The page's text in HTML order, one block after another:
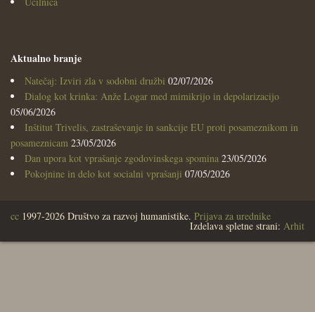
Aktualno branje
Natečaj: Izviri zla v sodobni družbi 02/07/2026
Dialog kot krinka: Anže Logar med mimikrijo in depolarizacijo
05/06/2026
Inštitut Trivelis, zastraševanje in sankcije EU proti posameznikom in
posameznicam 23/05/2026
Dan upora kot vprašanje zgodovinskega spomina 23/05/2026
Pokojnine in delo kot socialni vprašanji 07/05/2026
cc 1997-2026 Društvo za razvoj humanistike. Prijava za urednike
Izdelava spletne strani: Arhit